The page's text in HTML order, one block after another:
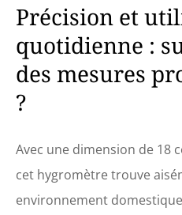
Précision et
quotidienne :
des mesures
?
Avec une dimension de 18
cet hygromètre trouve
environnement